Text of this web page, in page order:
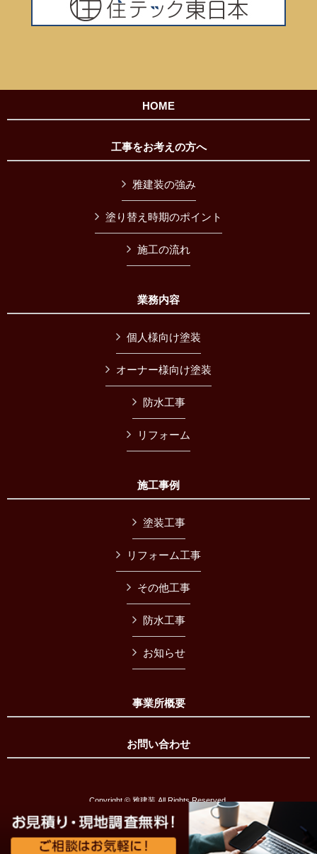
HOME
工事をお考えの方へ
雅建装の強み
塗り替え時期のポイント
施工の流れ
業務内容
個人様向け塗装
オーナー様向け塗装
防水工事
リフォーム
施工事例
塗装工事
リフォーム工事
その他工事
防水工事
お知らせ
事業所概要
お問い合わせ
Copyright © 雅建装 All Rights Reserved.